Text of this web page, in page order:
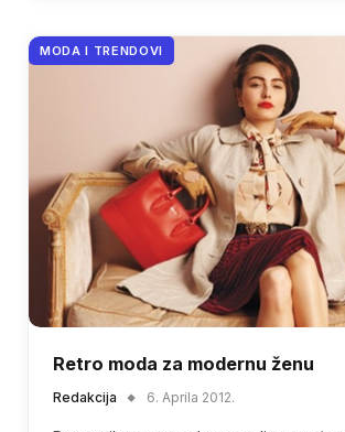
MODA I TRENDOVI
Retro moda za modernu ženu
Redakcija 6. Aprila 2012.